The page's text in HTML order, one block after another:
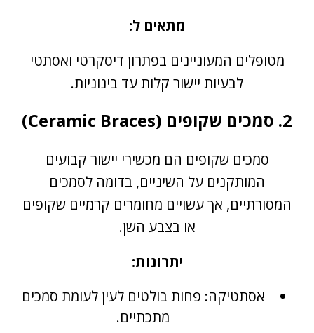
מתאים ל:
מטופלים המעוניינים בפתרון דיסקרטי ואסתטי
לבעיות יישור קלות עד בינוניות.
2. סמכים שקופים (Ceramic Braces)
סמכים שקופים הם מכשירי יישור קבועים
המותקנים על השיניים, בדומה לסמכים
המסורתיים, אך עשויים מחומרים קרמיים שקופים
או בצבע השן.
יתרונות:
אסתטיקה: פחות בולטים לעין לעומת סמכים
מתכתיים.